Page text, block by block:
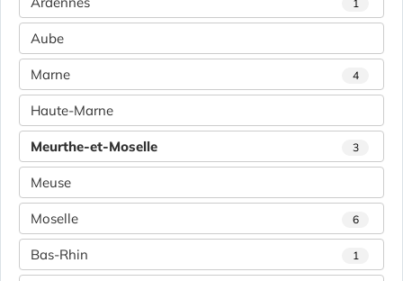
1
Aube
Marne 4
Haute-Marne
Meurthe-et-Moselle 3
Meuse
Moselle 6
Bas-Rhin 1